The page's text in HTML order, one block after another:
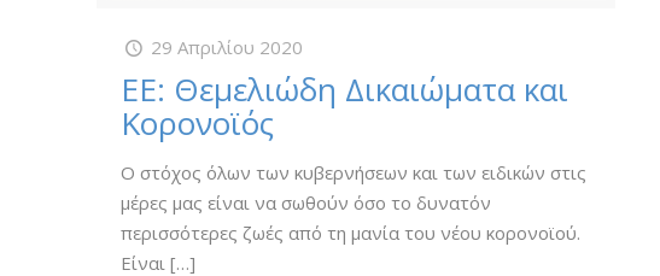
29 Απριλίου 2020
ΕΕ: Θεμελιώδη Δικαιώματα και
Κορονοϊός
Ο στόχος όλων των κυβερνήσεων και των ειδικών στις
μέρες μας είναι να σωθούν όσο το δυνατόν
περισσότερες ζωές από τη μανία του νέου κορονοϊού.
Είναι […]